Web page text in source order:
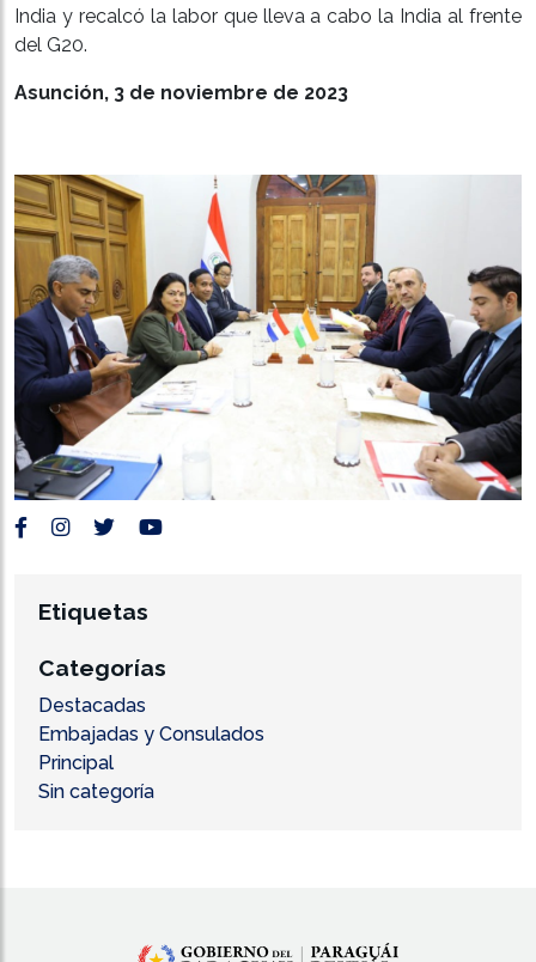
India y recalcó la labor que lleva a cabo la India al frente
del G20.
Asunción, 3 de noviembre de 2023
Etiquetas
Categorías
Destacadas
Embajadas y Consulados
Principal
Sin categoría